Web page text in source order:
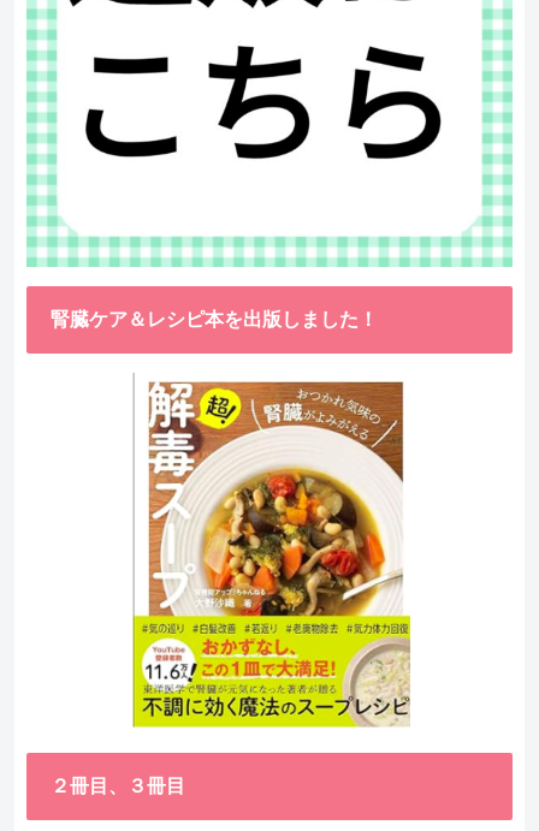
腎臓ケア＆レシピ本を出版しました！
２冊目、３冊目